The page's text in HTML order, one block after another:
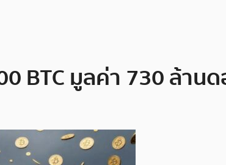
BTC มูลค่า 730 ล้าน